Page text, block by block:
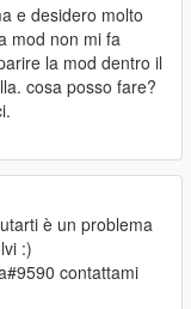
e desidero molto
mod non mi fa
la mod dentro il
cosa posso fare?
è un problema
:)
contattami